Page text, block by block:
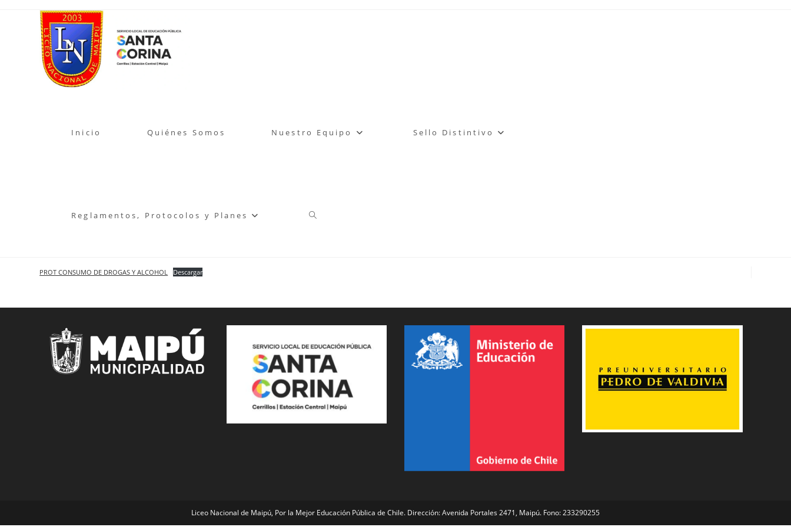
Inicio Quiénes Somos Nuestro Equipo Sello Distintivo
Reglamentos, Protocolos y Planes Alternar
búsqueda
de
PROT CONSUMO DE DROGAS Y ALCOHOL Descargar
Liceo Nacional de Maipú, Por la Mejor Educación Pública de Chile. Dirección: Avenida Portales 2471, Maipú. Fono: 233290255